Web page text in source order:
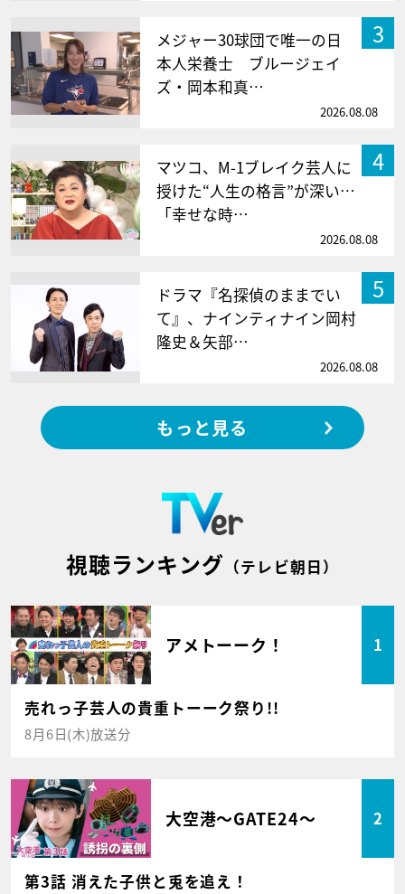
3
メジャー30球団で唯一の日
本人栄養士 ブルージェイ
ズ・岡本和真…
2026.08.08
4
マツコ、M-1ブレイク芸人に
授けた“人生の格言”が深い…
「幸せな時…
2026.08.08
5
ドラマ『名探偵のままでい
て』、ナインティナイン岡村
隆史＆矢部…
2026.08.08
もっと見る
視聴ランキング （テレビ朝日）
アメトーーク！ 1
売れっ子芸人の貴重トーーク祭り!!
8月6日(木)放送分
大空港～GATE24～ 2
第3話 消えた子供と兎を追え！